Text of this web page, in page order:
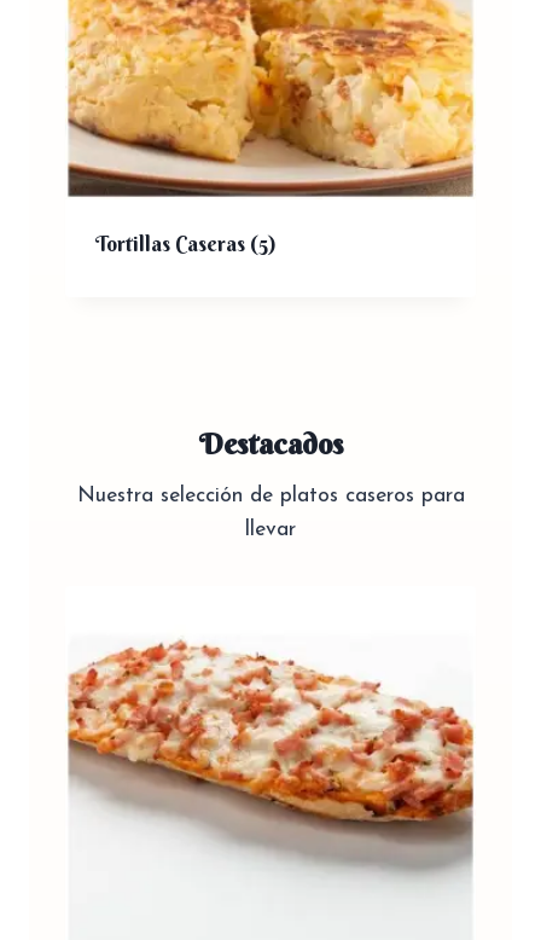
Tortillas Caseras (5)
Destacados
Nuestra selección de platos caseros para
llevar